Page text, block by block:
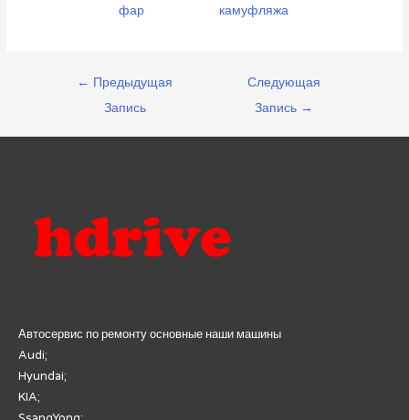
фар
камуфляжа
Навигация
записям
← Предыдущая
Запись
Следующая
Запись →
Автосервис по ремонту основные наши машины
Audi;
Hyundai;
KIA;